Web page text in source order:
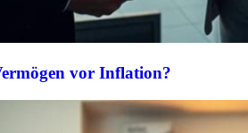
vor Inflation?